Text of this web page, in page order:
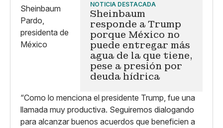
NOTICIA DESTACADA
Sheinbaum
responde a Trump
porque México no
puede entregar más
agua de la que tiene,
pese a presión por
deuda hídrica
“Como lo menciona el presidente Trump, fue una
llamada muy productiva. Seguiremos dialogando
para alcanzar buenos acuerdos que beneficien a